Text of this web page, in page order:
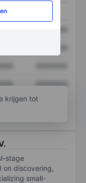
XXXXXXX
krijgen tot
stage
on discovering,
small-